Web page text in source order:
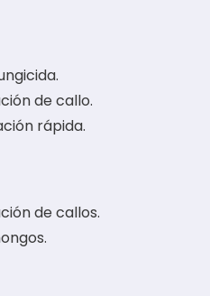
de callo.
rápida.
de callos.